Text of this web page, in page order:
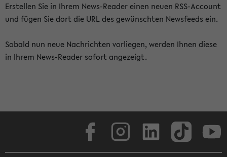
Erstellen Sie in Ihrem News-Reader einen neuen RSS-Account
und fügen Sie dort die URL des gewünschten Newsfeeds ein.
Sobald nun neue Nachrichten vorliegen, werden Ihnen diese
in Ihrem News-Reader sofort angezeigt.